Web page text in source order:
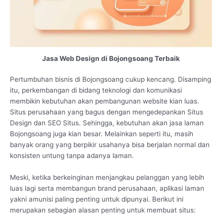
Jasa Web Design di Bojongsoang Terbaik
Pertumbuhan bisnis di Bojongsoang cukup kencang. Disamping
itu, perkembangan di bidang teknologi dan komunikasi
membikin kebutuhan akan pembangunan website kian luas.
Situs perusahaan yang bagus dengan mengedepankan Situs
Design dan SEO Situs. Sehingga, kebutuhan akan jasa laman
Bojongsoang juga kian besar. Melainkan seperti itu, masih
banyak orang yang berpikir usahanya bisa berjalan normal dan
konsisten untung tanpa adanya laman.
Meski, ketika berkeinginan menjangkau pelanggan yang lebih
luas lagi serta membangun brand perusahaan, aplikasi laman
yakni amunisi paling penting untuk dipunyai. Berikut ini
merupakan sebagian alasan penting untuk membuat situs: